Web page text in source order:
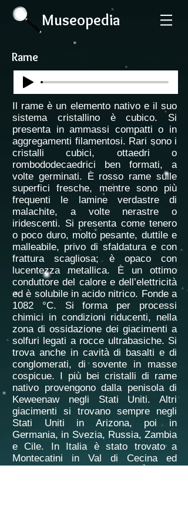
Museopedia
Rame
Il rame è un elemento nativo e il suo
sistema cristallino è cubico. Si
presenta in ammassi compatti o in
aggregamenti filamentosi. Rari sono i
cristalli cubici, ottaedri o
rombododecaedrici ben formati, a
volte germinati. È rosso rame sulle
superfici fresche, mentre sono più
frequenti le lamine verdastre di
malachite, a volte nerastre o
iridescenti. Si presenta come tenero
o poco duro, molto pesante, duttile e
malleabile, privo di sfaldatura e con
frattura scagliosa; è opaco con
lucentezza metallica. È un ottimo
conduttore del calore e dell’elettricità
ed è solubile in acido nitrico. Fonde a
1082 °C. Si forma per processi
chimici in condizioni riducenti, nella
zona di ossidazione dei giacimenti a
solfuri legati a rocce ultrabasiche. Si
trova anche in cavità di basalti e di
conglomerati, di sovente in masse
cospicue. I più bei cristalli di rame
nativo provengono dalla penisola di
Keweenaw negli Stati Uniti. Altri
giacimenti si trovano sempre negli
Stati Uniti in Arizona, poi in
Germania, in Svezia, Russia, Zambia
e Cile. In Italia è stato trovato a
Montecatini in Val di Cecina ed